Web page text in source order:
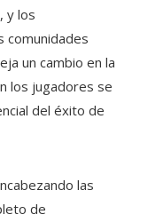
y los
comunidades
un cambio en la
los jugadores se
del éxito de
las
de